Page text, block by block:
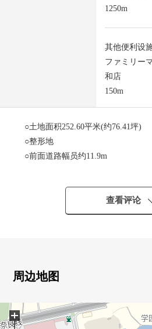
1250m
其他便利设
ファミリー
和店
150m
○土地面积252.60平米(约76.41坪)
○整形地
○前面道路幅员约11.9m
House厂商、建筑公司要讨论
查看评论
周边地图
+